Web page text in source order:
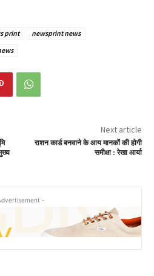
print
newsprint news
Next article
राशन कार्ड बनवाने के आय मानकों की होगी
समीक्षा : रेखा आर्या
-